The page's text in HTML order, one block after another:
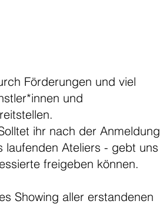
Förderungen und viel
und
ihr nach der Anmeldung
laufenden Ateliers - gebt uns
freigeben können.
Showing aller erstandenen